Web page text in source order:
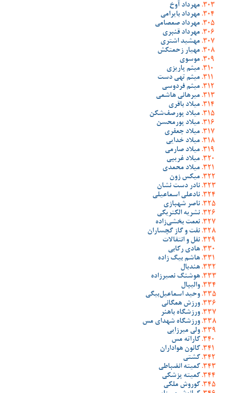
مهرداد آوخ
مهرداد بایرامی
مهرداد صمصامی
مهرداد قنبری
مهشید اشتری
مهیار زحمتکش
موسوی
میثم پاریزی
میثم تهی دست
میثم فردوسی
میرهانی هاشمی
میلاد باقری
میلاد پورصف‌شکن
میلاد پورمحسن
میلاد جعفری
میلاد خدایی
میلاد صارمی
میلاد غریبی
میلاد محمدی
میکس زون
نادر دست نشان
نادعلی اسماعیلی
ناصر شهبازی
نشریه الکتریکی
نعمت بخشی‌زاده
نفت و گاز گچساران
نقل و انتقالات
هادی رکابی
هاشم بیگ زاده
هندبال
هوشنگ نصیرزاده
والیبال
وحید اسماعیل‌بیگی
ورزش همگانی
ورزشگاه باهنر
ورزشگاه شهدای مس
ولی میرزایی
کاراته مس
کانون هواداران
کشتی
کمیته انضباطی
کمیته پزشکی
کوروش ملکی